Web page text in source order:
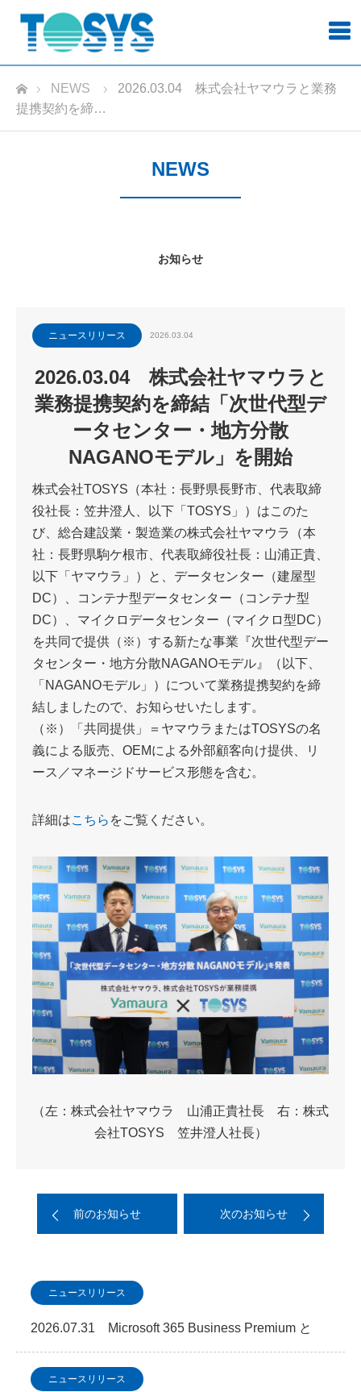
ホームNEWS
2026.03.04 株式会社ヤマウラと業務
提携契約を締…
NEWS
お知らせ
ニュースリリース 2026.03.04
2026.03.04 株式会社ヤマウラと
業務提携契約を締結「次世代型デ
ータセンター・地方分散
NAGANOモデル」を開始
株式会社TOSYS（本社：長野県長野市、代表取締
役社長：笠井澄人、以下「TOSYS」）はこのた
び、総合建設業・製造業の株式会社ヤマウラ（本
社：長野県駒ケ根市、代表取締役社長：山浦正貴、
以下「ヤマウラ」）と、データセンター（建屋型
DC）、コンテナ型データセンター（コンテナ型
DC）、マイクロデータセンター（マイクロ型DC）
を共同で提供（※）する新たな事業『次世代型デー
タセンター・地方分散NAGANOモデル』（以下、
「NAGANOモデル」）について業務提携契約を締
結しましたので、お知らせいたします。
（※）「共同提供」＝ヤマウラまたはTOSYSの名
義による販売、OEMによる外部顧客向け提供、リ
ース／マネージドサービス形態を含む。‎
詳細はこちら をご覧ください。
（左：株式会社ヤマウラ 山浦正貴社長 右：株式
会社TOSYS 笠井澄人社長）
前のお知らせ 次のお知らせ
ニュースリリース
2026.07.31 Microsoft 365 Business Premium と
SOC 監視を…
ニュースリリース